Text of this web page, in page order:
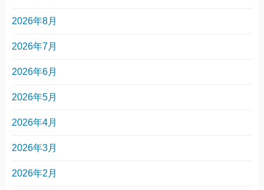
2026年8月
2026年7月
2026年6月
2026年5月
2026年4月
2026年3月
2026年2月